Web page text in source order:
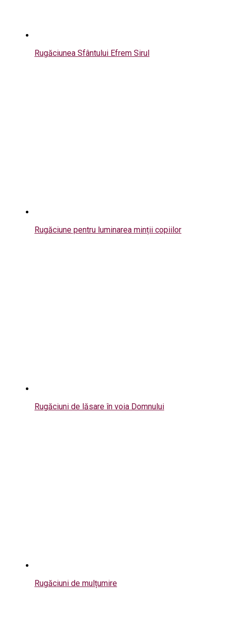
Rugăciunea Sfântului Efrem Sirul
Rugăciune pentru luminarea minții copiilor
Rugăciuni de lăsare în voia Domnului
Rugăciuni de mulțumire